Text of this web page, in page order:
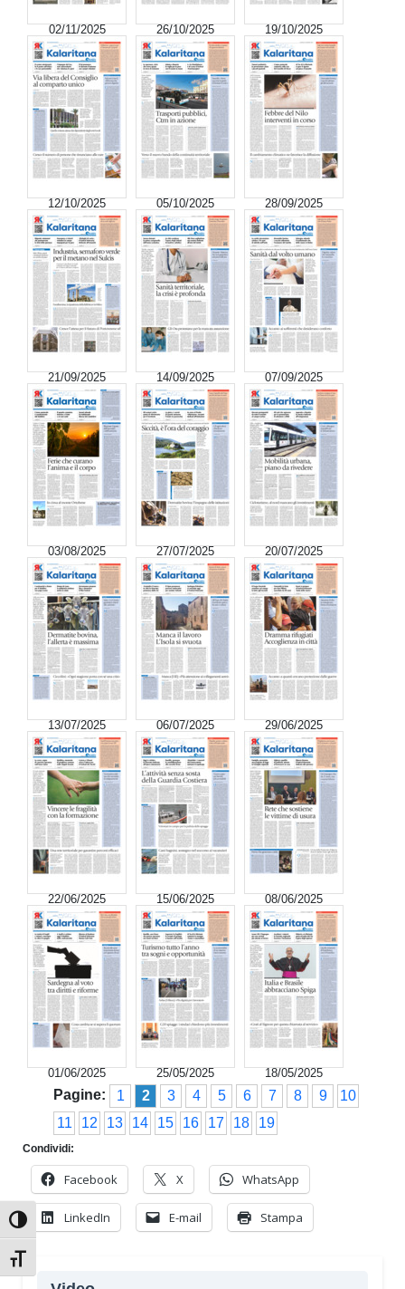
Attiva/disattiva alto contrasto
Attiva/disattiva dimensione testo
02/11/2025 26/10/2025 19/10/2025
12/10/2025 05/10/2025 28/09/2025
21/09/2025 14/09/2025 07/09/2025
03/08/2025 27/07/2025 20/07/2025
13/07/2025 06/07/2025 29/06/2025
22/06/2025 15/06/2025 08/06/2025
01/06/2025 25/05/2025 18/05/2025
Pagine: 1 2 3 4 5 6 7 8 9
10
11
12 13 14 15 16 17 18 19
Condividi:
Facebook X WhatsApp
LinkedIn E-mail Stampa